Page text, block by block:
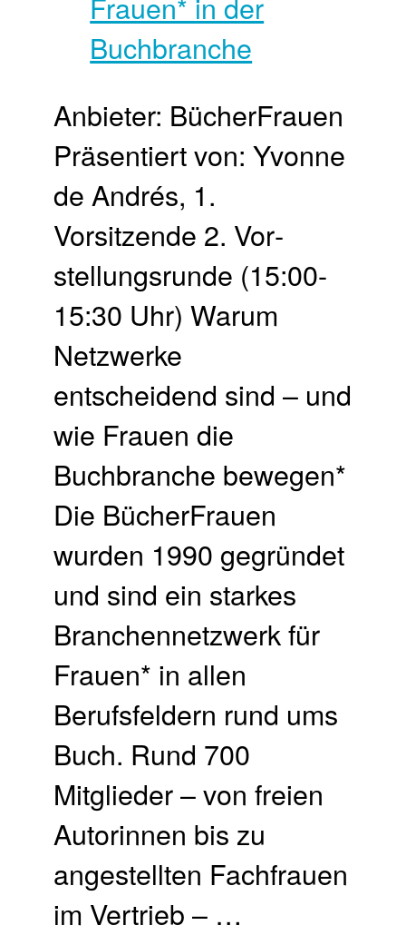
Anbieter: BücherFrauen
Präsentiert von: Yvonne
de Andrés, 1.
Vorsitzende 2. Vor­
stellungs­runde (15:00-
15:30 Uhr) Warum
Netzwerke
entscheidend sind – und
wie Frauen die
Buchbranche bewegen*
Die BücherFrauen
wurden 1990 gegründet
und sind ein starkes
Branchennetzwerk für
Frauen* in allen
Berufsfeldern rund ums
Buch. Rund 700
Mitglieder – von freien
Autorinnen bis zu
angestellten Fachfrauen
im Vertrieb – …